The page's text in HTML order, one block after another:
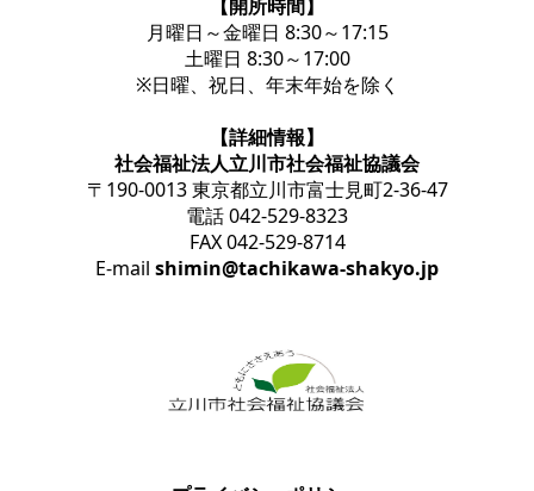
【開所時間】
月曜日～金曜日 8:30～17:15
土曜日 8:30～17:00
※日曜、祝日、年末年始を除く
【詳細情報】
社会福祉法人立川市社会福祉協議会
〒190-0013 東京都立川市富士見町2-36-47
電話 042-529-8323
FAX 042-529-8714
E-mail shimin@tachikawa-shakyo.jp